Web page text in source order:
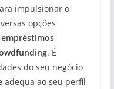
impulsionar o
opções
empréstimos
. É
do seu negócio
adequa ao seu perfil